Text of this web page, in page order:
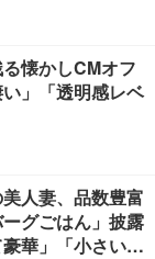
懐かしCMオフ
」「透明感レベ
人妻、品数豊富
グごはん」披露
華」「小さい海